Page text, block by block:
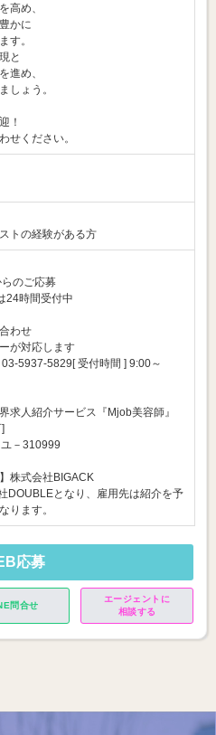
高め、
かに
す。
と
進め、
しょう。
！
せください。
トの経験がある方
のご応募
24時間受付中
わせ
が対応します
5937-5829[ 受付時間 ] 9:00～
求人紹介サービス『Mjob美容師』
－310999
株式会社BIGACK
DOUBLEとなり、雇用先は紹介を予
ります。
応募
問合せ
エージェントに
相談する